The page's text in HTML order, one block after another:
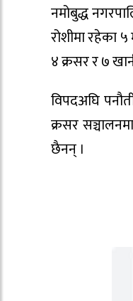
नमोबुद्ध
रोशीमा रहेका
४ क्रसर र ७
विपदअघि
क्रसर
छैनन् ।